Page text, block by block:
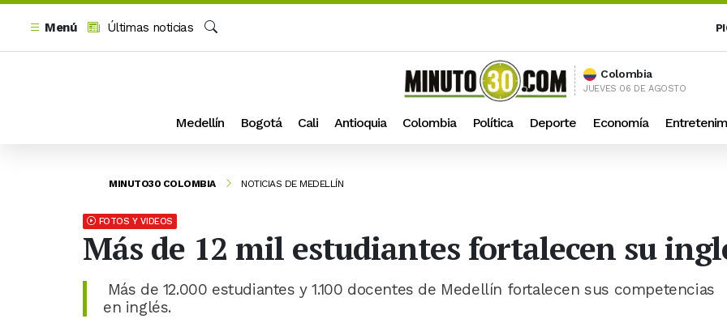
Menú
Últimas noticias
Colombia
JUEVES 06 DE AGOSTO
Medellín Bogotá Cali Antioquia Colombia Política Deporte Economía
MINUTO30 COLOMBIA NOTICIAS DE MEDELLÍN
FOTOS Y VIDEOS
Más de 12 mil estudiantes fortalecen su
Más de 12.000 estudiantes y 1.100 docentes de Medellín fortalecen sus competencias
en inglés.